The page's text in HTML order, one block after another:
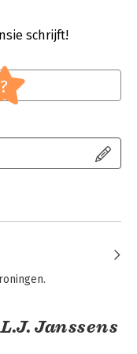
een
belediging van
van de
en
schrijft!
?
Janssens